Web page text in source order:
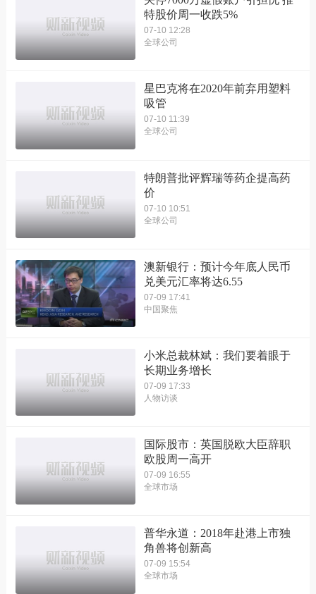
特股价周一收跌5%
07-10 12:28
全球公司
星巴克将在2020年前弃用塑料
吸管
07-10 11:39
全球公司
特朗普批评辉瑞等药企提高药
价
07-10 10:51
全球公司
澳新银行：预计今年底人民币
兑美元汇率将达6.55
07-09 17:41
中国聚焦
小米总裁林斌：我们要着眼于
长期业务增长
07-09 17:33
人物访谈
国际股市：英国脱欧大臣辞职
欧股周一高开
07-09 16:55
全球市场
普华永道：2018年赴港上市独
角兽将创新高
07-09 15:54
全球市场